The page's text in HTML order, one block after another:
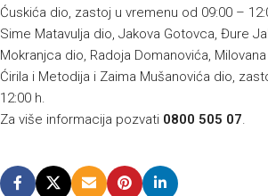
Ćuskića dio, zastoj u vremenu od 09:00 –
Sime Matavulja dio, Jakova Gotovca, Đure
Mokranjca dio, Radoja Domanovića,
Ćirila i Metodija i Zaima Mušanovića dio,
12:00 h.
Za više informacija pozvati 0800 505 07.